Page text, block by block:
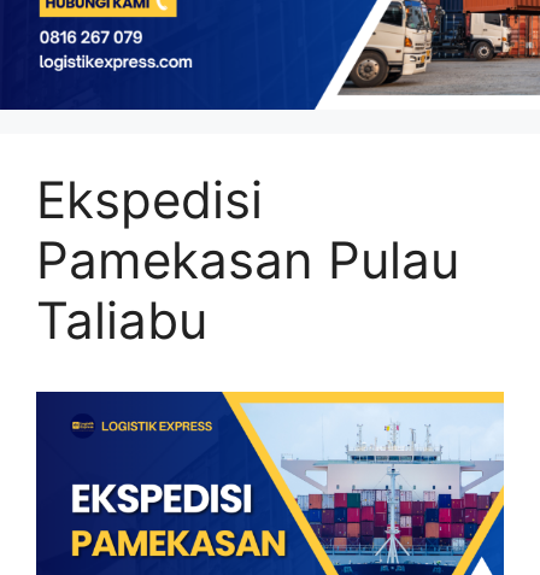
Ekspedisi
Pamekasan Pulau
Taliabu